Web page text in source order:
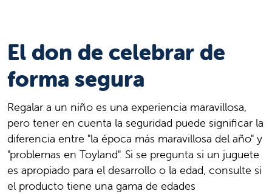
El don de celebrar de
forma segura
Regalar a un niño es una experiencia maravillosa,
pero tener en cuenta la seguridad puede significar la
diferencia entre "la época más maravillosa del año" y
"problemas en Toyland". Si se pregunta si un juguete
es apropiado para el desarrollo o la edad, consulte si
el producto tiene una gama de edades